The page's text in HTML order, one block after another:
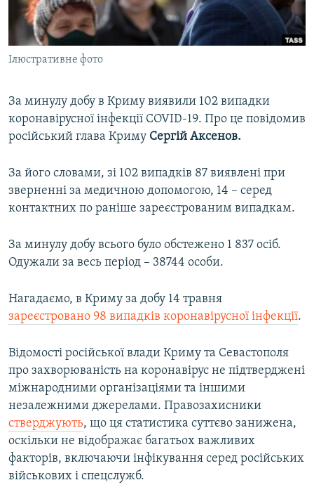
ВІДЕОУРОКИ «ELIFBE»
СВІДЧЕННЯ ОКУПАЦІЇ
УКРАЇНСЬКА ПРОБЛЕМА КРИМУ
Русский
Qırımtatar
Ілюстративне фото
За минулу добу в Криму виявили 102 випадки
коронавірусної інфекції COVID-19. Про це повідомив
російський глава Криму Сергій Аксенов.
За його словами, зі 102 випадків 87 виявлені при
зверненні за медичною допомогою, 14 – серед
контактних по раніше зареєстрованим випадкам.
За минулу добу всього було обстежено 1 837 осіб.
Одужали за весь період – 38744 особи.
Нагадаємо, в Криму за добу 14 травня
зареєстровано 98 випадків коронавірусної інфекції.​
Відомості російської влади Криму та Севастополя
про захворюваність на коронавірус не підтверджені
міжнародними організаціями та іншими
незалежними джерелами. Правозахисники
стверджують, що ця статистика суттєво занижена,
оскільки не відображає багатьох важливих
факторів, включаючи інфікування серед російських
військових і спецслужб.​